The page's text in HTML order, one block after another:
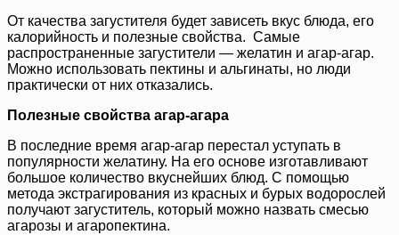
От качества загустителя будет зависеть вкус блюда, его
калорийность и полезные свойства. Самые
распространенные загустители — желатин и агар-агар.
Можно использовать пектины и альгинаты, но люди
практически от них отказались.
Полезные свойства агар-агара
В последние время агар-агар перестал уступать в
популярности желатину. На его основе изготавливают
большое количество вкуснейших блюд. С помощью
метода экстрагирования из красных и бурых водорослей
получают загуститель, который можно назвать смесью
агарозы и агаропектина.